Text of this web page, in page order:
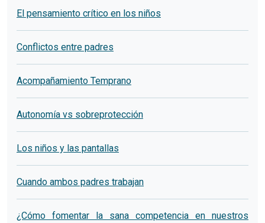
El pensamiento crítico en los niños
Conflictos entre padres
Acompañamiento Temprano
Autonomía vs sobreprotección
Los niños y las pantallas
Cuando ambos padres trabajan
¿Cómo fomentar la sana competencia en nuestros